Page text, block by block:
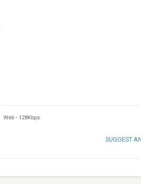
Web - 128Kbps
SUGGEST